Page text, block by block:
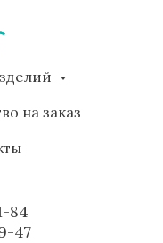
на заказ
84
47